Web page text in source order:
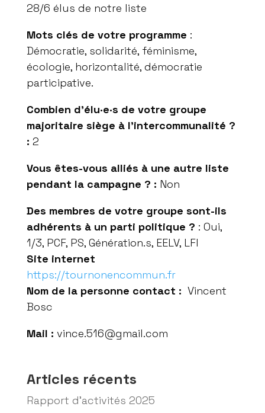
28/6 élus de notre liste
Mots clés de votre programme :
Démocratie, solidarité, féminisme,
écologie, horizontalité, démocratie
participative.
Combien d’élu·e·s de votre groupe
majoritaire siège à l’intercommunalité ?
: 2
Vous êtes-vous alliés à une autre liste
pendant la campagne ? : Non
Des membres de votre groupe sont-ils
adhérents à un parti politique ? : Oui,
1/3, PCF, PS, Génération.s, EELV, LFI
Site internet
https://tournonencommun.fr
Nom de la personne contact : Vincent
Bosc
Mail : vince.516@gmail.com
Articles récents
Rapport d’activités 2025